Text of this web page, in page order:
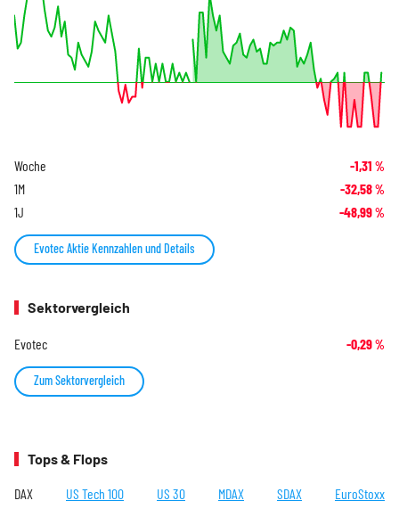
Woche -1,31 %
1M -32,58%
1J -48,99%
Evotec Aktie Kennzahlen und Details
Sektorvergleich
Evotec -0,29%
Zum Sektorvergleich
Tops & Flops
DAX US Tech 100 US 30 MDAX SDAX EuroStoxx